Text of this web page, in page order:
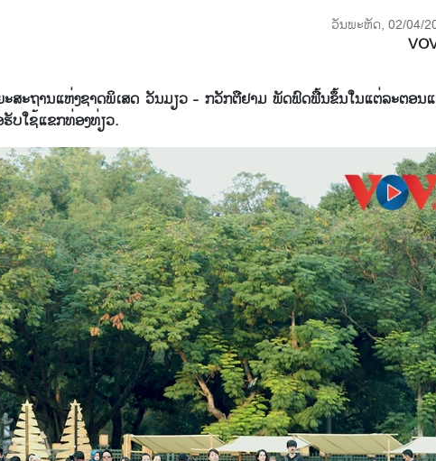
ວັນພະຫັດ, 02/04/
ສະຖານແຫ່ງຊາດພິເສດ ວັນມຽວ - ກວັກຕືຢາມ ພັດຟົດຟື້ນຂຶ້ນໃນແຕ່ລະຕອນ
ບໃຊ້ແຂກທ່ອງທ່ຽວ.